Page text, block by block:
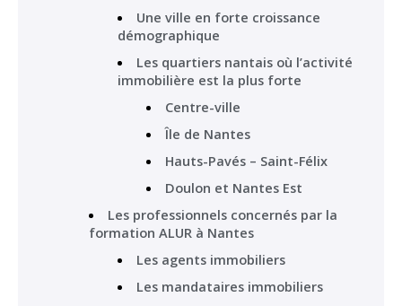
Une ville en forte croissance
démographique
Les quartiers nantais où l’activité
immobilière est la plus forte
Centre-ville
Île de Nantes
Hauts-Pavés – Saint-Félix
Doulon et Nantes Est
Les professionnels concernés par la
formation ALUR à Nantes
Les agents immobiliers
Les mandataires immobiliers